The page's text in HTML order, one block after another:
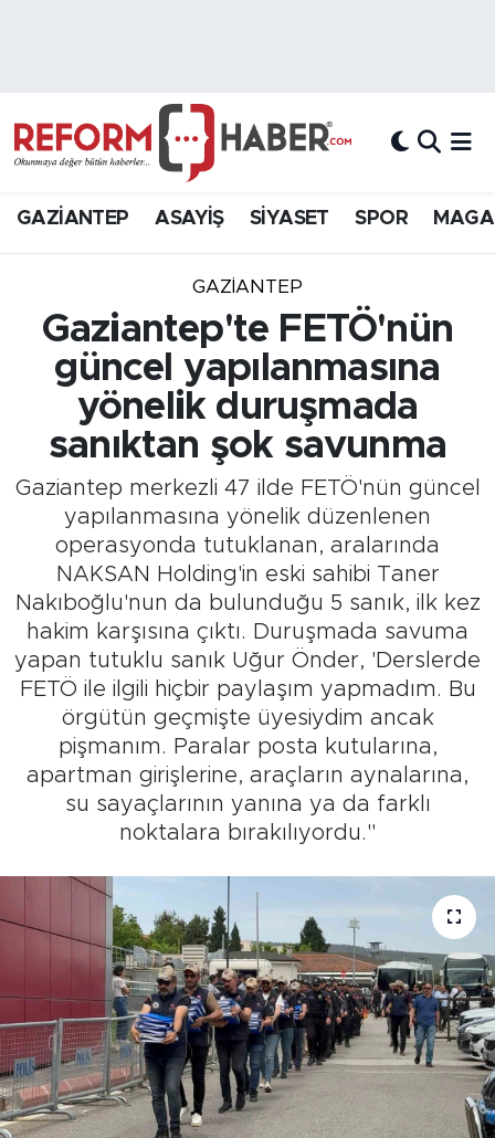
GAZİANTEP ASAYİŞ SİYASET SPOR
GAZIANTEP
Gaziantep'te FETÖ'nün
güncel yapılanmasına
yönelik duruşmada
sanıktan şok savunma
Gaziantep merkezli 47 ilde FETÖ'nün güncel
yapılanmasına yönelik düzenlenen
operasyonda tutuklanan, aralarında
NAKSAN Holding'in eski sahibi Taner
Nakıboğlu'nun da bulunduğu 5 sanık, ilk kez
hakim karşısına çıktı. Duruşmada savuma
yapan tutuklu sanık Uğur Önder, 'Derslerde
FETÖ ile ilgili hiçbir paylaşım yapmadım. Bu
örgütün geçmişte üyesiydim ancak
pişmanım. Paralar posta kutularına,
apartman girişlerine, araçların aynalarına,
su sayaçlarının yanına ya da farklı
noktalara bırakılıyordu.''
Hava Durumu
Süper Lig Puan Durumu ve Fikstür
Tüm Manşetler
Son Dakika Haberleri
Haber Arşivi